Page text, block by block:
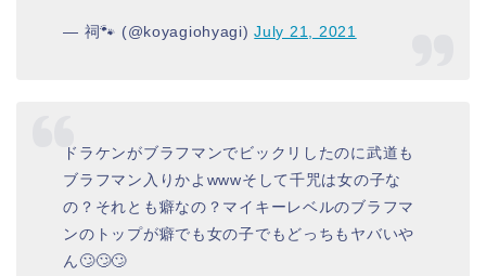
— 祠🐾 (@koyagiohyagi)July 21, 2021
ドラケンがブラフマンでビックリしたのに武道も
ブラフマン入りかよwwwそして千咒は女の子な
の？それとも癖なの？マイキーレベルのブラフマ
ンのトップが癖でも女の子でもどっちもヤバいや
ん🙄🙄🙄